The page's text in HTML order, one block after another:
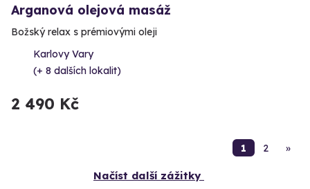
Arganová olejová masáž
Božský relax s prémiovými oleji
Karlovy Vary
(+ 8 dalších lokalit)
2 490 Kč
1 2 »
Načíst další zážitky